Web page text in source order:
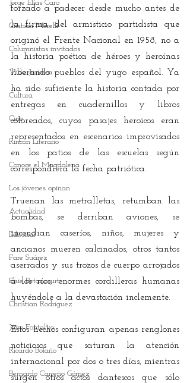
Jorge Elías Caro
Cristian Morelli
Columnistas invitados
Vida Jurídica
Cultura
Cine
Rincón Literario
Conoce el Magdalena
Los jóvenes opinan
Actualidad
Editorial
Fare Suárez
Elsie Betancourt
Christian Rodríguez
Jairo Fontalvo
Ricardo Bolaño
Bernardo Carreño Gómez
forzado a padecer desde mucho antes de
la firma del armisticio partidista que
originó el Frente Nacional en 1958, no a
la historia poética de héroes y heroínas
liberando pueblos del yugo español. Ya
ha sido suficiente la historia contada por
entregas en cuadernillos y libros
coloreados, cuyos pasajes heroicos eran
representados en escenarios improvisados
en los patios de las escuelas según
correspondiera la fecha patriótica.
Truenan las metralletas, retumban las
bombas, se derriban aviones, se
incendian caseríos, niños, mujeres y
ancianos mueren calcinados, otros tantos
aserrados y sus trozos de cuerpo arrojados
a los ríos, enormes cordilleras humanas
huyéndole a la devastación inclemente.
Estos hechos configuran apenas renglones
noticiosos que saturan la atención
internacional por dos o tres días, mientras
surgen otros actos dantescos que sólo